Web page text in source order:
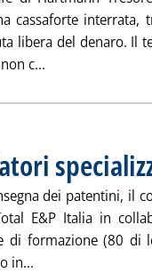
cassaforte interrata,
libera del denaro. Il
c...
dei patentini, il
E&P Italia in
di formazione (80 di
in...